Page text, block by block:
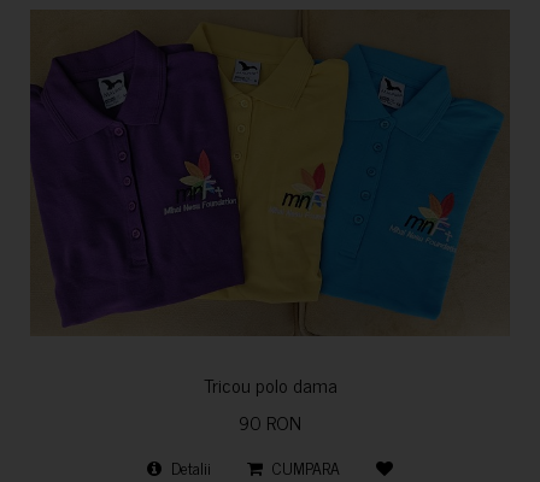
Tricou polo dama
90 RON
Detalii CUMPARA